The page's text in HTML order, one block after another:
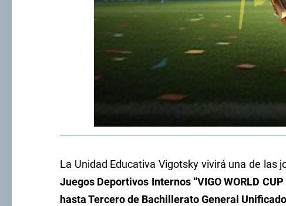
La Unidad Educativa Vigotsky vivirá una de las
Juegos Deportivos Internos “VIGO WORLD
hasta Tercero de Bachillerato General Unificado